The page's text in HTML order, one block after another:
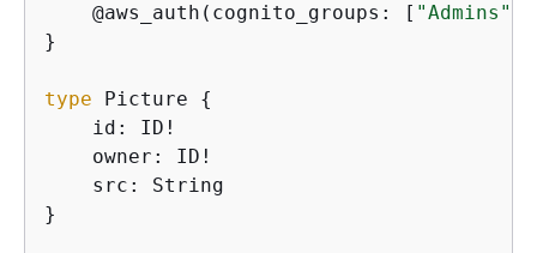
    @aws_auth(cognito_groups: [
"Admins"
}
type Picture {
    id: ID!
    owner: ID!
    src: String
}